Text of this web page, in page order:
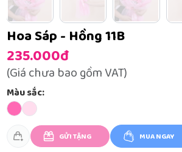
Hoa Sáp - Hồng 11B
235.000đ
(Giá chưa bao gồm VAT)
Màu sắc:
GỬI TẶNG MUA NGAY